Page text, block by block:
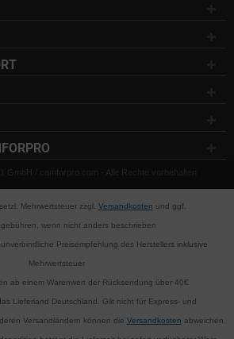
GmbH / camforpro.com - Alle Rechte vorbehalten
Mehrwertsteuer zzgl. Versandkosten und ggf.
wenn nicht anders beschrieben
Preisempfehlung des Herstellers inklusive
Mehrwertsteuer
ab einem Warenwert der Rücksendung über 40€
Lieferland Deutschland. Gilt nicht für Express- und
Versandländern können die Versandkosten abweichen.